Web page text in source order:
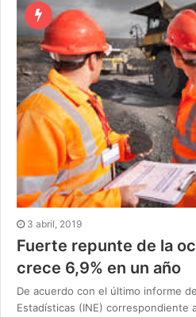
3 abril, 2019
Fuerte repunte de la
crece 6,9% en un año
De acuerdo con el último informe
Estadísticas (INE) correspondiente